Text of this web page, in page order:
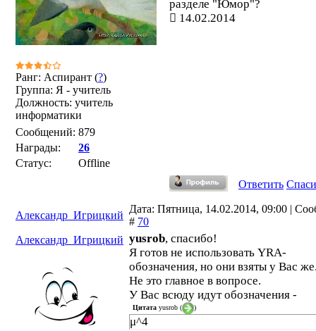
Ранг: Аспирант (?)
Группа: Я - учитель
Должность: учитель
информатики
Сообщений: 879
Награды:
26
Статус:
Offline
разделе "Юмор"?
14.02.2014
Ответить
Александр_Игрицкий
Дата: Пятница, 14.02.2014, 09:00 |
# 70
Александр_Игрицкий yusrob, спасибо!
Я готов не использовать YRA-
обозначения, но они взяты у Вас
Не это главное в вопросе.
У Вас всюду идут обозначения -
Цитата yusrob ( )
μ^4